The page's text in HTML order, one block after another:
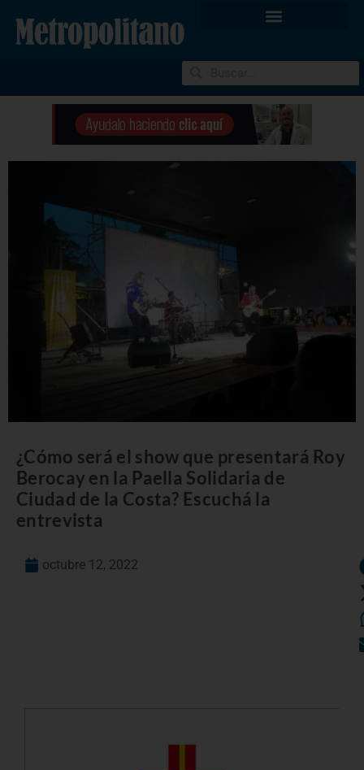
¿Cómo será el show que presentará Roy
Berocay en la Paella Solidaria de
Ciudad de la Costa? Escuchá la
entrevista
octubre 12, 2022